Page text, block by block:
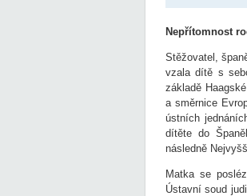
Nepřítomnost
Stěžovatel,
vzala dítě s
základě
a směrnice
ústních
dítěte do
následně
Matka se
Ústavní soud